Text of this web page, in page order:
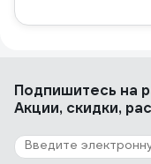
Подпишитесь на
Акции, скидки,